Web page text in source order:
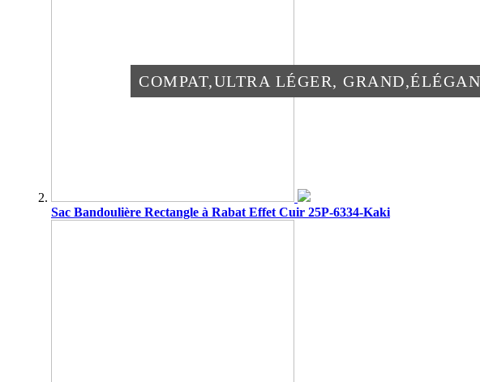
COMPAT,ULTRA LÉGER,
Sac Bandoulière Rectangle à Rabat Effet Cuir 25P-6334-Kaki